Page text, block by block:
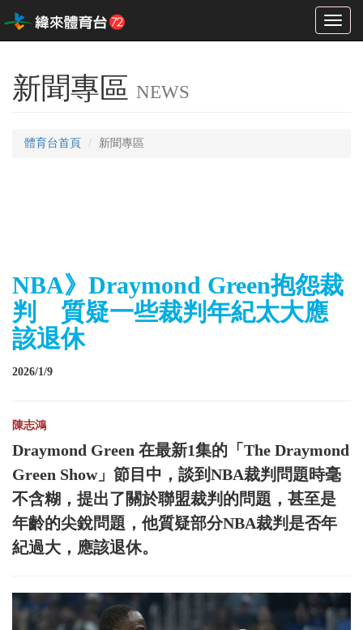
Toggle
新聞專區 NEWS
體育台首頁 新聞專區
NBA》Draymond Green抱怨裁
判 質疑一些裁判年紀太大應
該退休
2026/1/9
陳志鴻
Draymond Green 在最新1集的「The Draymond
Green Show」節目中，談到NBA裁判問題時毫
不含糊，提出了關於聯盟裁判的問題，甚至是
年齡的尖銳問題，他質疑部分NBA裁判是否年
紀過大，應該退休。